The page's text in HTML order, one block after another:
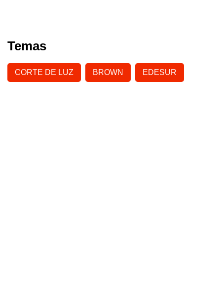
Temas
CORTE DE LUZ BROWN EDESUR